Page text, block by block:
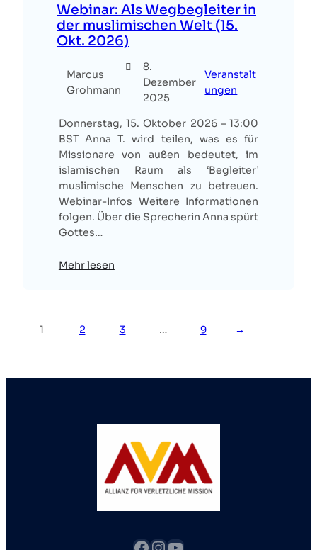
Webinar: Als Wegbegleiter in
der muslimischen Welt (15.
Okt. 2026)
Marcus
Grohmann
8.
Dezember
2025
Veranstalt
ungen
Donnerstag, 15. Oktober 2026 – 13:00
BST Anna T. wird teilen, was es für
Missionare von außen bedeutet, im
islamischen Raum als ‘Begleiter’
muslimische Menschen zu betreuen.
Webinar-Infos Weitere Informationen
folgen. Über die Sprecherin Anna spürt
Gottes…
Mehr lesen
1 2 3 … 9 →